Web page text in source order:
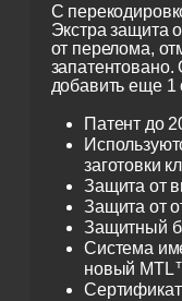
С
Экстра защита
от перелома,
добавить еще 1
Патент до
заготовки
Защита от
Защита от
Защитный
Система
новый